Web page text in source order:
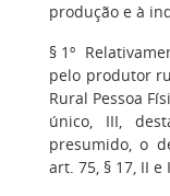
produção e à
§ 1º
pelo produtor
Rural Pessoa
único, III,
presumido, o
art. 75, § 17, II